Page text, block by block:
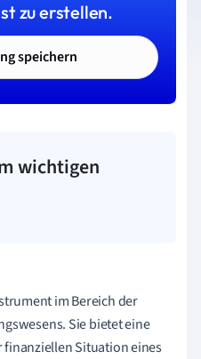
zu erstellen.
speichern
wichtigen
im Bereich der
Sie bietet eine
Situation eines